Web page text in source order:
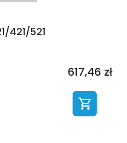
421/521
617,46 zł